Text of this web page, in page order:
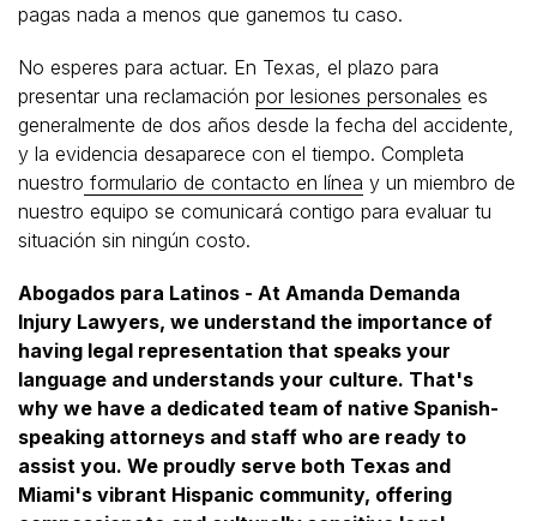
pagas nada a menos que ganemos tu caso.
No esperes para actuar. En Texas, el plazo para
presentar una reclamación por lesiones personales es
generalmente de dos años desde la fecha del accidente,
y la evidencia desaparece con el tiempo. Completa
nuestro formulario de contacto en línea y un miembro de
nuestro equipo se comunicará contigo para evaluar tu
situación sin ningún costo.
Abogados para Latinos - At Amanda Demanda
Injury Lawyers, we understand the importance of
having legal representation that speaks your
language and understands your culture. That's
why we have a dedicated team of native Spanish-
speaking attorneys and staff who are ready to
assist you. We proudly serve both Texas and
Miami's vibrant Hispanic community, offering